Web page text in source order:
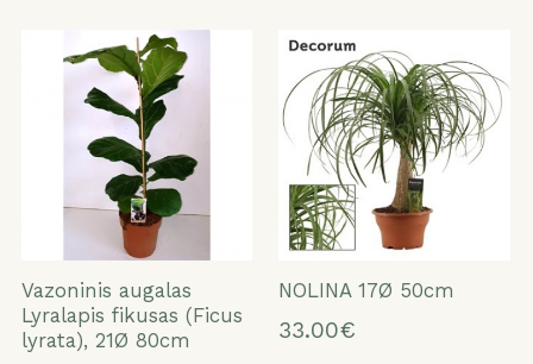
Vazoninis augalas
Lyralapis fikusas (Ficus
lyrata), 21Ø 80cm
NOLINA 17Ø 50cm
33.00€